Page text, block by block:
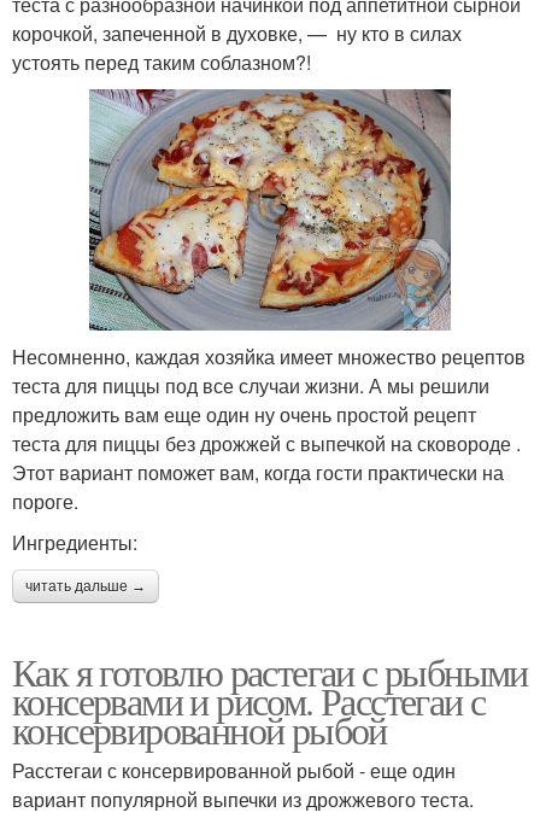
корочкой, запеченной в духовке, — ну кто в силах
устоять перед таким соблазном?!
Несомненно, каждая хозяйка имеет множество рецептов
теста для пиццы под все случаи жизни. А мы решили
предложить вам еще один ну очень простой рецепт
теста для пиццы без дрожжей с выпечкой на сковороде .
Этот вариант поможет вам, когда гости практически на
пороге.
Ингредиенты:
читать дальше →
Как я готовлю растегаи с рыбными
консервами и рисом. Расстегаи с
консервированной рыбой
Расстегаи с консервированной рыбой - еще один
вариант популярной выпечки из дрожжевого теста.